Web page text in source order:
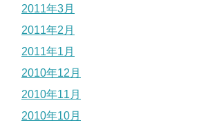
2011年3月
2011年2月
2011年1月
2010年12月
2010年11月
2010年10月